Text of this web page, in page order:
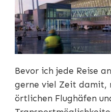
Bevor ich jede Reise
gerne viel Zeit damit,
örtlichen Flughäfen